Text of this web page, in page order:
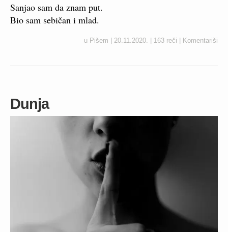
Sanjao sam da znam put.
Bio sam sebičan i mlad.
u Pišem | 20.11.2020. | 163 reči | Komentariši
Dunja